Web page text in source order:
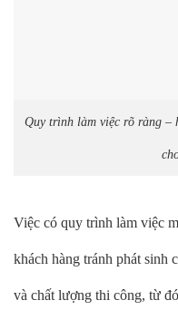
Quy trình làm việc rõ ràng –
Việc có quy trình làm việc
khách hàng tránh phát sinh
và chất lượng thi công, từ